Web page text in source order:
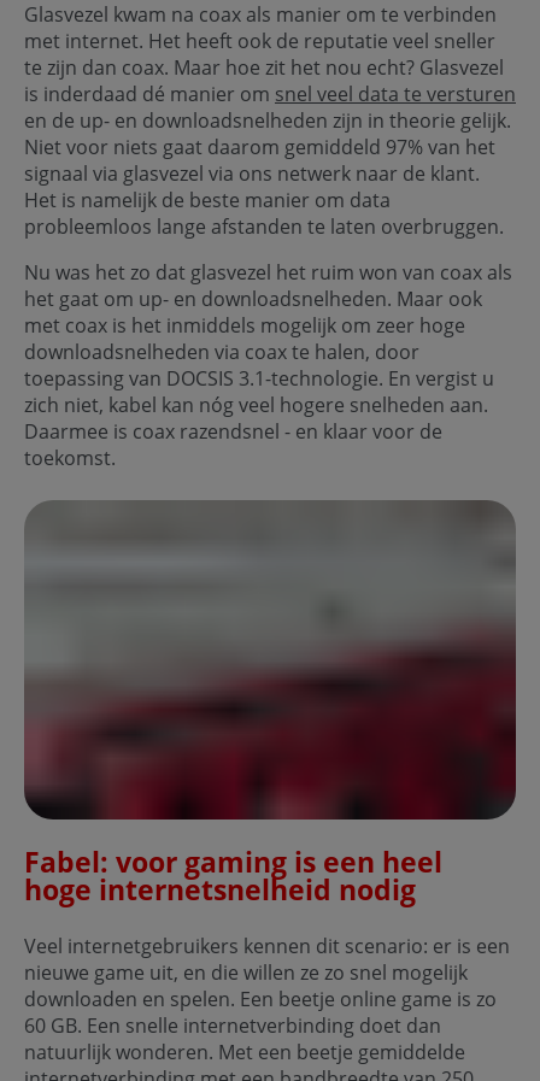
Glasvezel kwam na coax als manier om te verbinden
met internet. Het heeft ook de reputatie veel sneller
te zijn dan coax. Maar hoe zit het nou echt? Glasvezel
is inderdaad dé manier om snel veel data te versturen
en de up- en downloadsnelheden zijn in theorie gelijk.
Niet voor niets gaat daarom gemiddeld 97% van het
signaal via glasvezel via ons netwerk naar de klant.
Het is namelijk de beste manier om data
probleemloos lange afstanden te laten overbruggen.
Nu was het zo dat glasvezel het ruim won van coax als
het gaat om up- en downloadsnelheden. Maar ook
met coax is het inmiddels mogelijk om zeer hoge
downloadsnelheden via coax te halen, door
toepassing van DOCSIS 3.1-technologie. En vergist u
zich niet, kabel kan nóg veel hogere snelheden aan.
Daarmee is coax razendsnel - en klaar voor de
toekomst.
Fabel: voor gaming is een heel
hoge internetsnelheid nodig
Veel internetgebruikers kennen dit scenario: er is een
nieuwe game uit, en die willen ze zo snel mogelijk
downloaden en spelen. Een beetje online game is zo
60 GB. Een snelle internetverbinding doet dan
natuurlijk wonderen. Met een beetje gemiddelde